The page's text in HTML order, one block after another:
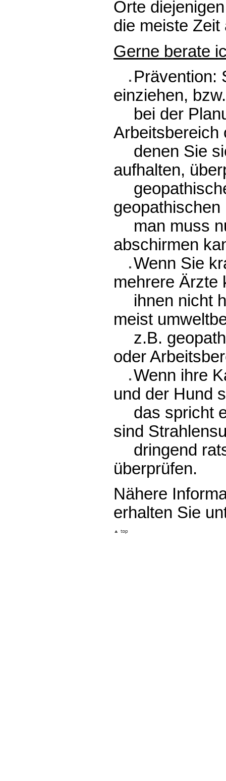
Orte
die meiste Zeit
Gerne berate
Prävention:
einziehen,
bei der
Arbeitsbereich
denen Sie
aufhalten,
man muss
abschirmen
Wenn Sie
mehrere Ärzte
ihnen nicht
meist
z.B.
oder
Wenn ihre
und der Hund
das spricht
sind
dringend
überprüfen.
Nähere
erhalten Sie